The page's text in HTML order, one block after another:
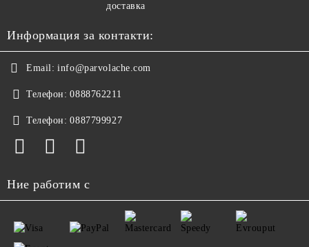
доставка
Информация за контакти:
Email: info@parvolache.com
Телефон: 0888762211
Телефон: 0887799927
Ние работим с